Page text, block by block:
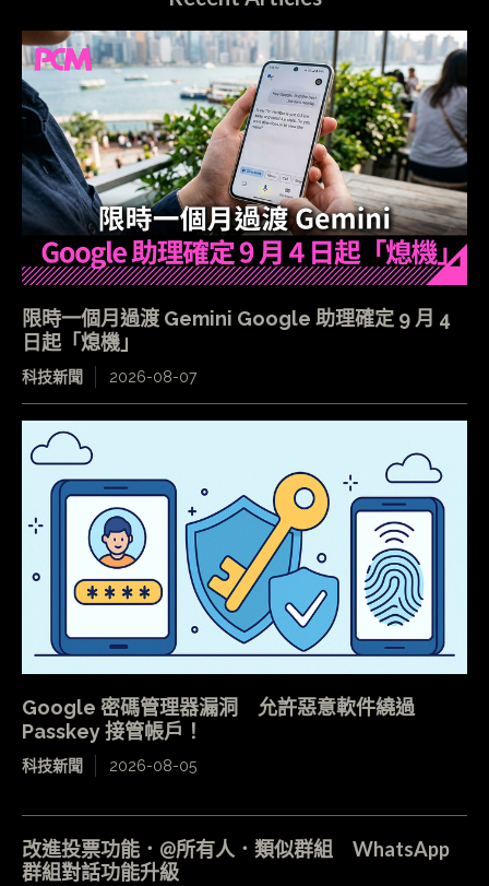
限時一個月過渡 Gemini Google 助理確定 9 月 4
日起「熄機」
科技新聞 2026-08-07
Google 密碼管理器漏洞 允許惡意軟件繞過
Passkey 接管帳戶！
科技新聞 2026-08-05
改進投票功能．@所有人．類似群組 WhatsApp
群組對話功能升級